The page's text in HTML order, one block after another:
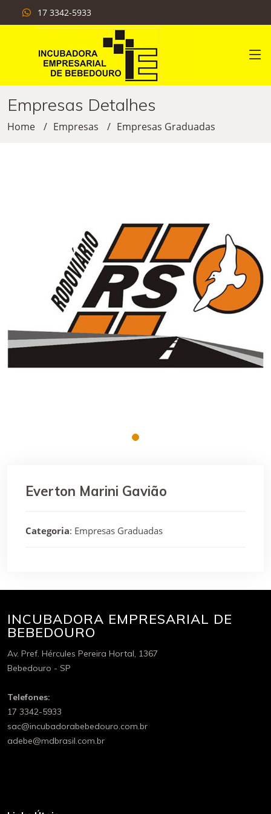
17 3342-5933
Empresas Detalhes
Home Empresas Empresas Graduadas
Everton Marini Gavião
Categoria: Empresas Graduadas
INCUBADORA EMPRESARIAL DE
BEBEDOURO
Av. Pref. Hércules Pereira Hortal, 1367
Bebedouro - SP
Telefones:
17 3342-5933
sac@incubadorabebedouro.com.br
adebe@mdbrasil.com.br